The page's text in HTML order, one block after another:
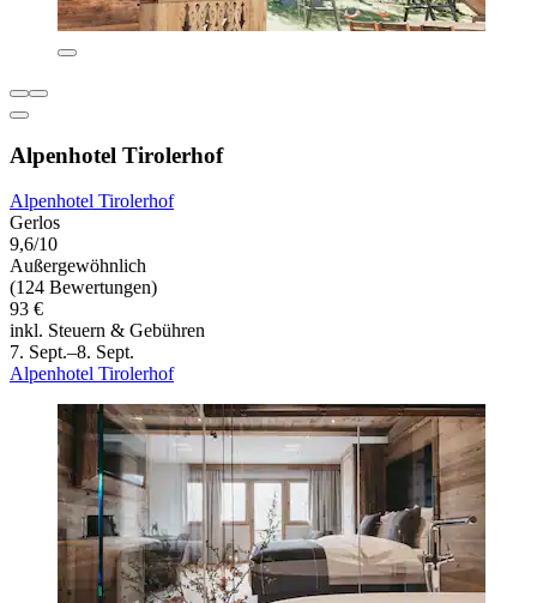
Alpenhotel Tirolerhof
Alpenhotel Tirolerhof
Gerlos
9,6/10
Außergewöhnlich
(124 Bewertungen)
93 €
inkl. Steuern & Gebühren
7. Sept.–8. Sept.
Alpenhotel Tirolerhof